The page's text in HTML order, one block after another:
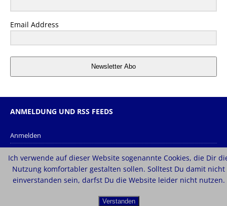
Email Address
Newsletter Abo
ANMELDUNG UND RSS FEEDS
Anmelden
Kommentar-Feed
WordPress.org
Ich verwende auf dieser Website sogenannte Cookies, die Dir
Nutzung komfortabler gestalten sollen. Solltest Du damit nicht
einverstanden sein, darfst Du die Website leider nicht nutzen.
Verstanden